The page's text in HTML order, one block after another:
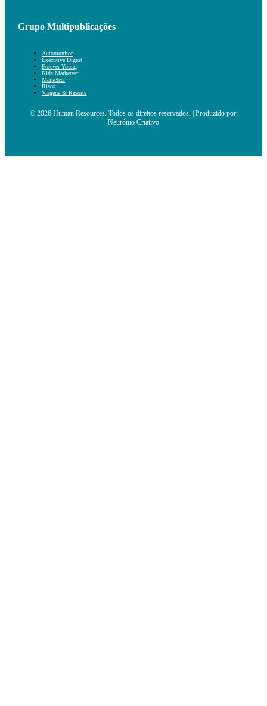
Grupo Multipublicações
Automonitor
Executive Digest
Forever Young
Kids Marketeer
Marketeer
Risco
Viagens & Resorts
© 2026 Human Resources. Todos os direitos reservados. | Produzido por:
Neurónio Criativo